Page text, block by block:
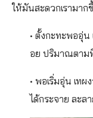
ให้มันสะดวกเรามาก
• ตั้งกะทะพออุ่
อย ปริมาณตาม
• พอเริ่มอุ่น เท
ได้กระจาย ละล